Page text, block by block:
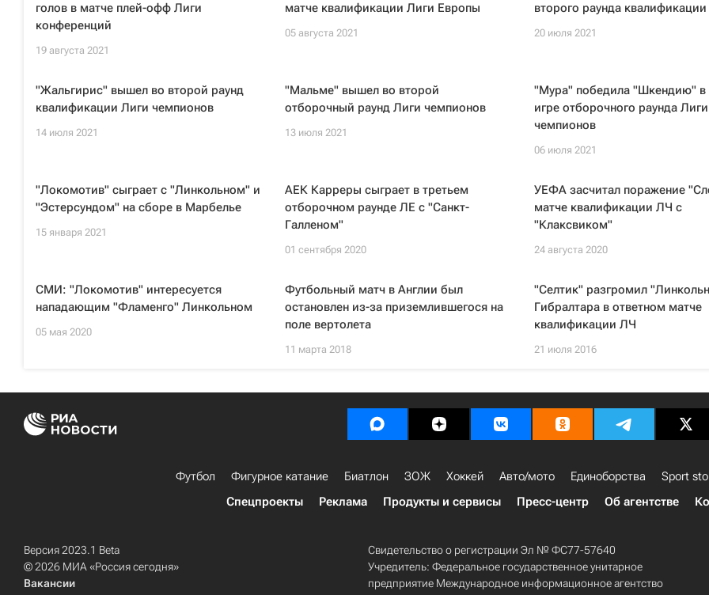
голов в матче плей-офф Лиги
конференций
19 августа 2021
матче квалификации Лиги Европы
05 августа 2021
второго раунда
20 июля 2021
"Жальгирис" вышел во второй раунд
квалификации Лиги чемпионов
14 июля 2021
"Мальме" вышел во второй
отборочный раунд Лиги чемпионов
13 июля 2021
"Мура" победила "Шкендию" в
игре отборочного раунда Лиги
чемпионов
06 июля 2021
"Локомотив" сыграет с "Линкольном" и
"Эстерсундом" на сборе в Марбелье
15 января 2021
АЕК Карреры сыграет в третьем
отборочном раунде ЛЕ с "Санкт-
Галленом"
01 сентября 2020
УЕФА засчитал поражение
матче квалификации ЛЧ с
"Клаксвиком"
24 августа 2020
СМИ: "Локомотив" интересуется
нападающим "Фламенго" Линкольном
05 мая 2020
Футбольный матч в Англии был
остановлен из-за приземлившегося на
поле вертолета
11 марта 2018
"Селтик" разгромил
Гибралтара в ответном матче
квалификации ЛЧ
21 июля 2016
Футбол Фигурное катание Биатлон ЗОЖ Хоккей Авто/мото Единоборства Sport
Спецпроекты
Реклама Продукты и сервисы Пресс-центр Об агентстве
Версия 2023.1 Beta
© 2026 МИА «Россия сегодня»
Вакансии
Свидетельство о регистрации Эл № ФС77-57640
Учредитель: Федеральное государственное унитарное
предприятие Международное информационное агентство